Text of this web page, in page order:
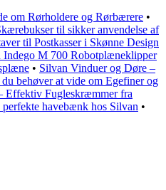
om Rørholdere og Rørbærere •
til sikker anvendelse af
til Postkasser i Skønne Design
Indego M 700 Robotplæneklipper
• Silvan Vinduer og Døre –
behøver at vide om Egefiner og
Effektiv Fugleskræmmer fra
havebænk hos Silvan •